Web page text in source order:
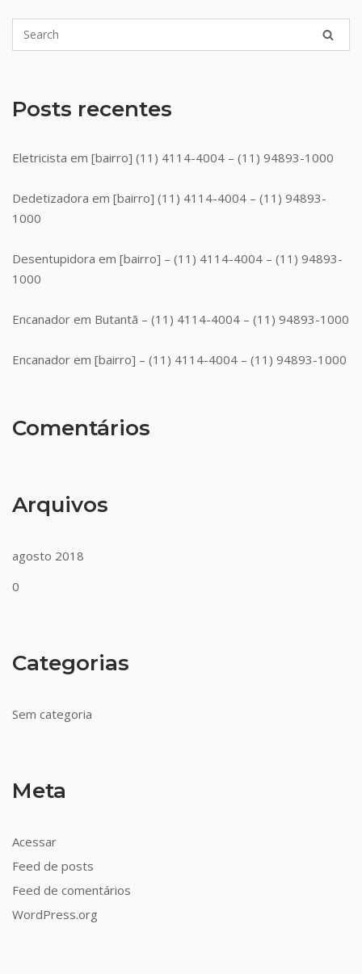
Posts recentes
Eletricista em [bairro] (11) 4114-4004 – (11) 94893-1000
Dedetizadora em [bairro] (11) 4114-4004 – (11) 94893-
1000
Desentupidora em [bairro] – (11) 4114-4004 – (11) 94893-
1000
Encanador em Butantã – (11) 4114-4004 – (11) 94893-1000
Encanador em [bairro] – (11) 4114-4004 – (11) 94893-1000
Comentários
Arquivos
agosto 2018
0
Categorias
Sem categoria
Meta
Acessar
Feed de posts
Feed de comentários
WordPress.org